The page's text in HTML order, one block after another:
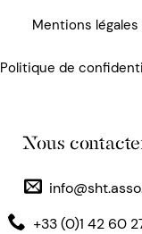
Mentions légales
Politique de
Nous
+33 (0)1 42 60